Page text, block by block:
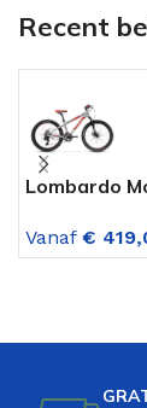
Recent
Lombardo
Vanaf €